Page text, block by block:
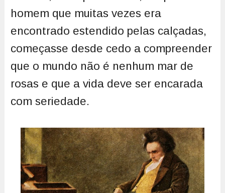
homem que muitas vezes era
encontrado estendido pelas calçadas,
começasse desde cedo a compreender
que o mundo não é nenhum mar de
rosas e que a vida deve ser encarada
com seriedade.